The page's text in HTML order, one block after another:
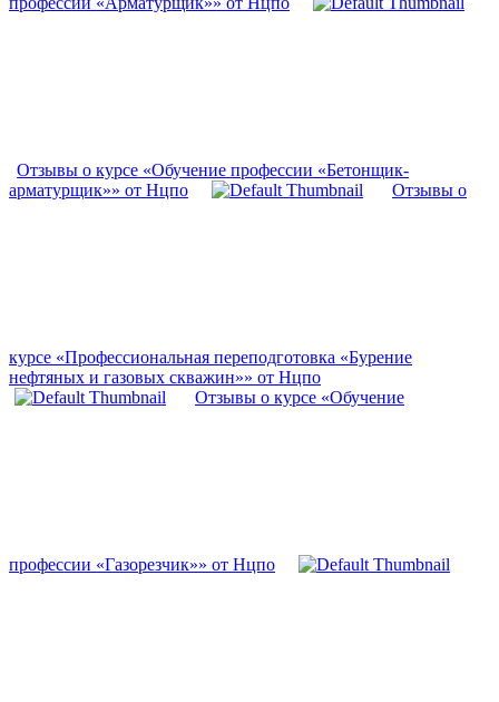
Отзывы о курсе «Обучение профессии «Бетонщик-
арматурщик»» от Нцпо
Отзывы о
курсе «Профессиональная переподготовка «Бурение
нефтяных и газовых скважин»» от Нцпо
Отзывы о курсе «Обучение
профессии «Газорезчик»» от Нцпо